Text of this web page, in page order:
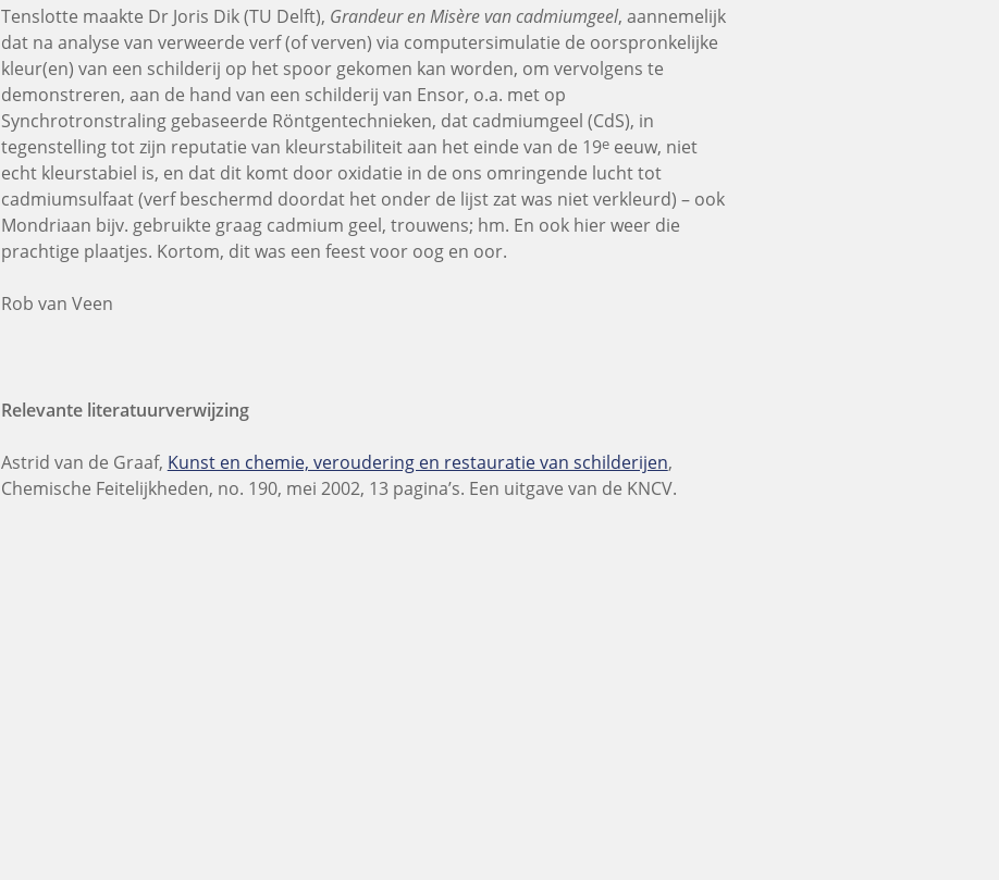
Tenslotte maakte Dr Joris Dik (TU Delft), Grandeur en Misère van cadmiumgeel, aannemelijk
dat na analyse van verweerde verf (of verven) via computersimulatie de oorspronkelijke
kleur(en) van een schilderij op het spoor gekomen kan worden, om vervolgens te
demonstreren, aan de hand van een schilderij van Ensor, o.a. met op
Synchrotronstraling gebaseerde Röntgentechnieken, dat cadmiumgeel (CdS), in
tegenstelling tot zijn reputatie van kleurstabiliteit aan het einde van de 19eeeuw, niet
echt kleurstabiel is, en dat dit komt door oxidatie in de ons omringende lucht tot
cadmiumsulfaat (verf beschermd doordat het onder de lijst zat was niet verkleurd) – ook
Mondriaan bijv. gebruikte graag cadmium geel, trouwens; hm. En ook hier weer die
prachtige plaatjes. Kortom, dit was een feest voor oog en oor.
Rob van Veen
Relevante literatuurverwijzing
Astrid van de Graaf, Kunst en chemie, veroudering en restauratie van schilderijen,
Chemische Feitelijkheden, no. 190, mei 2002, 13 pagina’s. Een uitgave van de KNCV.